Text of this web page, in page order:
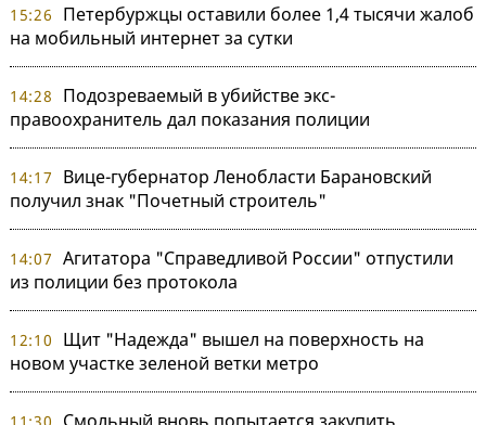
15:26
Петербуржцы оставили более 1,4 тысячи жалоб
на мобильный интернет за сутки
14:28
Подозреваемый в убийстве экс-
правоохранитель дал показания полиции
14:17
Вице-губернатор Ленобласти Барановский
получил знак "Почетный строитель"
14:07 Агитатора "Справедливой России" отпустили
из полиции без протокола
12:10
Щит "Надежда" вышел на поверхность на
новом участке зеленой ветки метро
11:30
Смольный вновь попытается закупить